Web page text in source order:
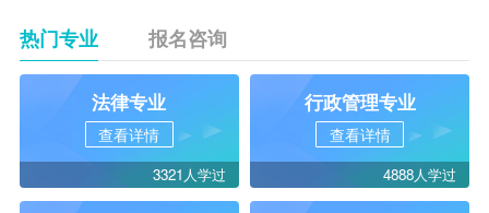
热门专业 报名咨询
法律专业
查看详情
3321人学过
行政管理专业
查看详情
4888人学过